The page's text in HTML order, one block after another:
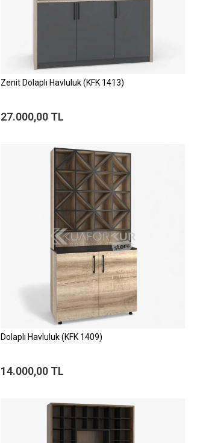
Zenit Dolaplı Havluluk (KFK 1413)
27.000,00 TL
Dolaplı Havluluk (KFK 1409)
14.000,00 TL